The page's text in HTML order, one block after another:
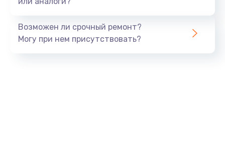
Возможен ли срочный ремонт?
Могу при нем присутствовать?